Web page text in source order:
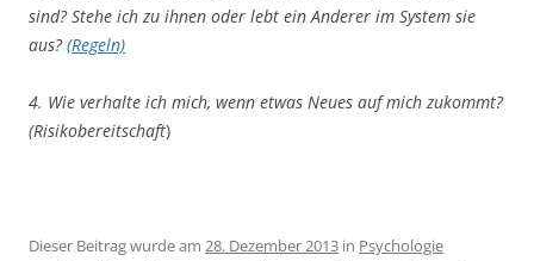
sind?Stehe ich zu ihnen oder lebt ein Anderer im System sie
aus? (Regeln)
4. Wie verhalte ich mich, wenn etwas Neues auf mich zukommt?
(Risikobereitschaft)
Dieser Beitrag wurde am 28. Dezember 2013 in Psychologie